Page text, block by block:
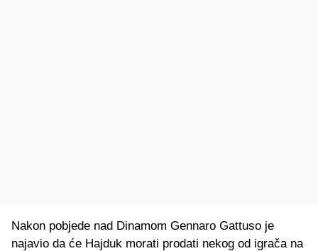
Nakon pobjede nad Dinamom Gennaro Gattuso je
najavio da će Hajduk morati prodati nekog od igrača na